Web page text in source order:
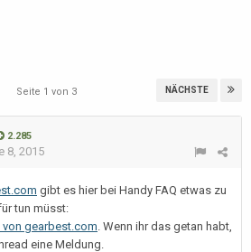
NÄCHSTE
Seite 1 von 3
2.285
8, 2015
gibt es hier bei Handy FAQ etwas zu
tun müsst:
von gearbest.com. Wenn ihr das getan habt,
eine Meldung.